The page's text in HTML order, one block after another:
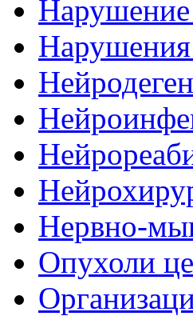
Нарушение
Нарушения
Нервно-
Опухоли